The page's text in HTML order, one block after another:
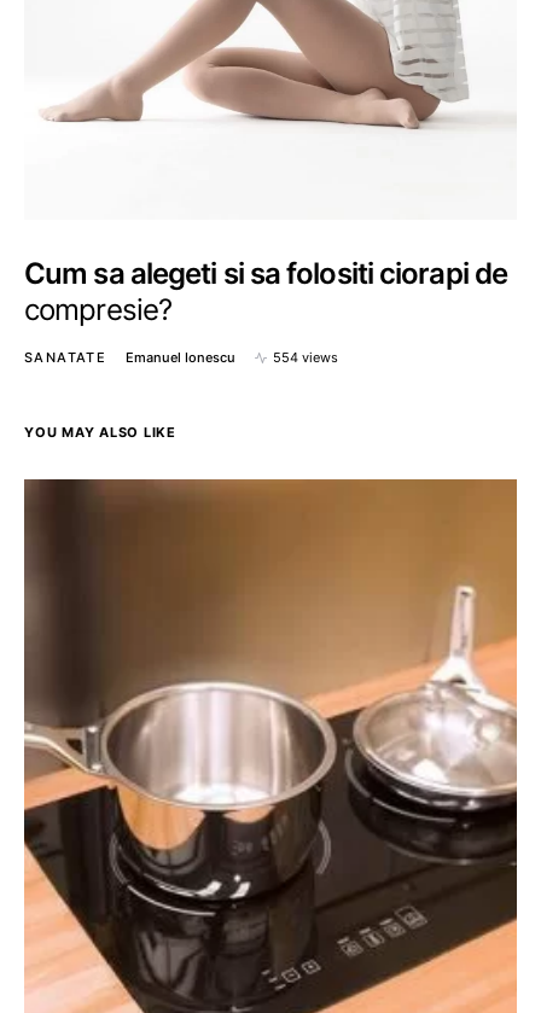
Cum sa alegeti si sa folositi ciorapi de
compresie?
SANATATE Emanuel Ionescu 554 views
YOU MAY ALSO LIKE